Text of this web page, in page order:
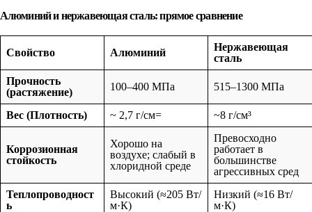
Алюминий и нержавеющая сталь: прямое сравнение
Свойство Алюминий
Нержавеющая
сталь
Прочность
(растяжение)
100–400 МПа 515–1300 МПа
Вес (Плотность) ~ 2,7 г/см= ~8 г/см³
Коррозионная
стойкость
Хорошо на
воздухе; слабый в
хлоридной среде
Превосходно
работает в
большинстве
агрессивных сред
Теплопроводност
ь
Высокий (≈205 Вт/
м·К)
Низкий (≈16 Вт/
м·К)